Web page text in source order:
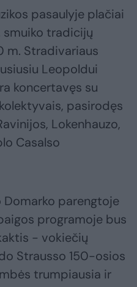
pasaulyje plačiai
smuiko tradicijų
m. Stradivariaus
Leopoldui
koncertavęs su
pasirodęs
Lokenhauzo,
Casalso
Domarko parengtoje
programoje bus
- vokiečių
Strausso 150-osios
trumpiausia ir